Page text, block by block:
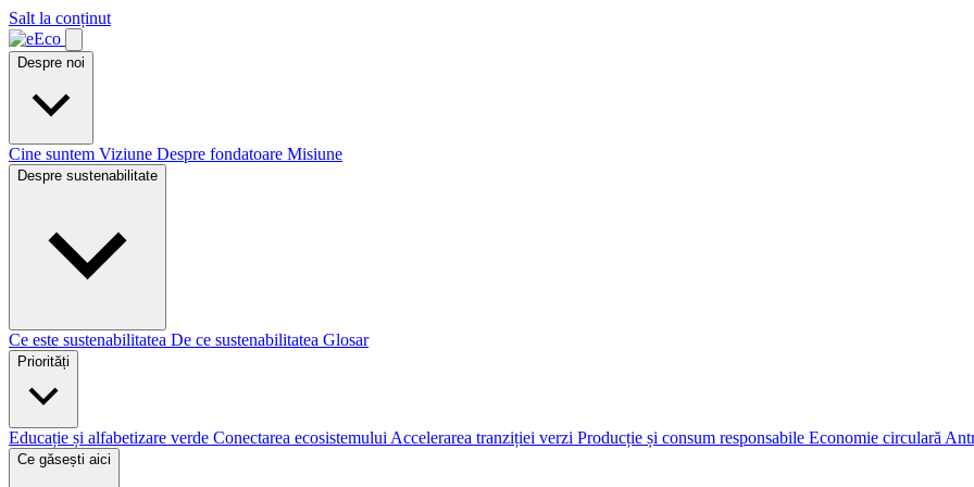
Salt la conținut
Despre noi
Cine suntem Viziune Despre fondatoare Misiune
Despre sustenabilitate
Ce este sustenabilitatea De ce sustenabilitatea Glosar
Priorități
Educație și alfabetizare verde Conectarea ecosistemului Accelerarea tranziției verzi Producție și consum responsabile Economie circulară
Ce găsești aici